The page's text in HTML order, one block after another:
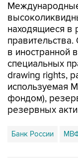
находящиеся в
в иностранной
специальных
drawing rights,
используемая
фондом),
резервных
Банк России